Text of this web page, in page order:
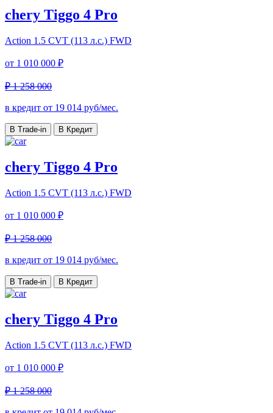
chery Tiggo 4 Pro
Action 1.5 CVT (113 л.с.) FWD
от 1 010 000 ₽
₽ 1 258 000
в кредит от 19 014 руб/мес.
В Trade-in В Кредит
chery Tiggo 4 Pro
Action 1.5 CVT (113 л.с.) FWD
от 1 010 000 ₽
₽ 1 258 000
в кредит от 19 014 руб/мес.
В Trade-in В Кредит
chery Tiggo 4 Pro
Action 1.5 CVT (113 л.с.) FWD
от 1 010 000 ₽
₽ 1 258 000